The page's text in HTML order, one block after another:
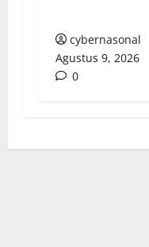
cybernasonal
Agustus 9, 2026
0